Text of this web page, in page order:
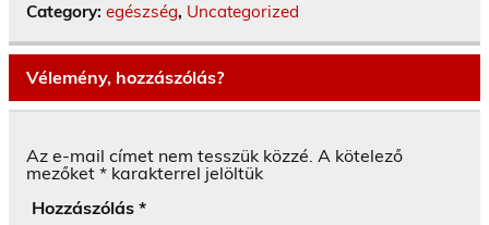
Category: egészség, Uncategorized
Vélemény, hozzászólás?
Az e-mail címet nem tesszük közzé. A kötelező
mezőket * karakterrel jelöltük
Hozzászólás *